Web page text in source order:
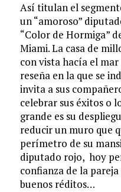
Así titulan el
un “amoroso”
“Color de Hormiga”
Miami. La casa de
con vista hacía el
reseña en la que se
invita a sus
celebrar sus éxitos o
grande es su
reducir un muro que
perímetro de su
diputado rojo, hoy
confianza de la
buenos réditos…